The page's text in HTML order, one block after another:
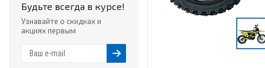
Будьте всегда в курсе!
Узнавайте о скидках и
акциях первым